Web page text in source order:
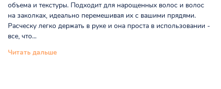
объема и текстуры. Подходит для нарощенных волос и волос
на заколках, идеально перемешивая их с вашими прядями.
Расческу легко держать в руке и она проста в использовании -
все, что...
Читать дальше